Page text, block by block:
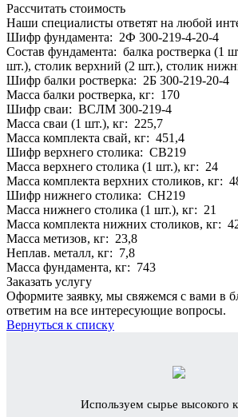
Рассчитать стоимость
Наши специалисты ответят на любой
Шифр фундамента: 2Ф 300-219-4-20-4
Состав фундамента: балка ростверка (1
шт.), столик верхний (2 шт.), столик
Шифр балки ростверка: 2Б 300-219-20-4
Масса балки ростверка, кг: 170
Шифр сваи: ВСЛМ 300-219-4
Масса сваи (1 шт.), кг: 225,7
Масса комплекта свай, кг: 451,4
Шифр верхнего столика: СВ219
Масса верхнего столика (1 шт.), кг: 24
Масса комплекта верхних столиков, кг:
Шифр нижнего столика: СН219
Масса нижнего столика (1 шт.), кг: 21
Масса комплекта нижних столиков, кг:
Масса метизов, кг: 23,8
Неплав. металл, кг: 7,8
Масса фундамента, кг: 743
Заказать услугу
Оформите заявку, мы свяжемся с вами в
ответим на все интересующие вопросы.
Вернуться к списку
Используем сырье высокого